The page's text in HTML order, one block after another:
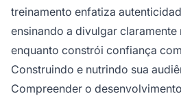
treinamento enfatiza
ensinando a divulgar
enquanto constrói confiança
Construindo e nutrindo sua
Compreender o